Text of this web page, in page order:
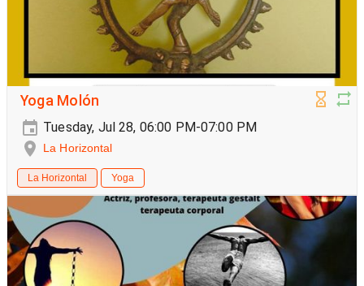
Yoga Molón
Tuesday, Jul 28, 06:00 PM-07:00 PM
La Horizontal
La Horizontal Yoga